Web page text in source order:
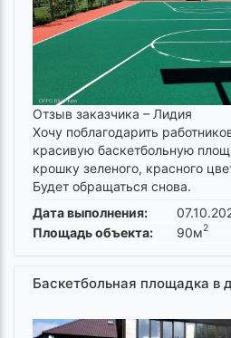
Отзыв заказчика – Лидия
Хочу поблагодарить
красивую баскетбольную
крошку зеленого, красного
Будет обращаться снова.
Дата выполнения:
Площадь объекта:
90м2
Баскетбольная площадка в